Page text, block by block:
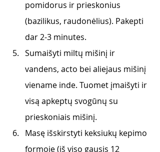
pomidorus ir prieskonius
(bazilikus, raudonėlius). Pakepti
dar 2-3 minutes.
Sumaišyti miltų mišinį ir
vandens, acto bei aliejaus mišinį
viename inde. Tuomet įmaišyti ir
visą apkeptų svogūnų su
prieskoniais mišinį.
Masę išskirstyti keksiukų kepimo
formoje (iš viso gausis 12